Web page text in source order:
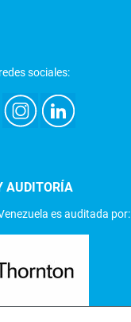
sociales:
AUDITORÍA
es auditada por: